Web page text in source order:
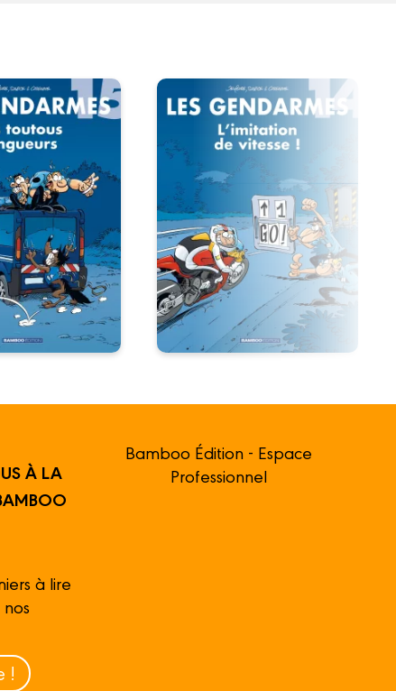
À LA
à lire
!
Bamboo Édition - Espace
Professionnel